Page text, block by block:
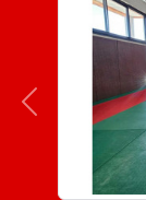
Précedent